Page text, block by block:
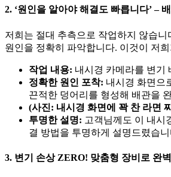
2. ‘원인을 알아야 해결도 빠릅니다’ –
저희는 절대 추측으로 작업하지 않습
원인을 정확히 파악합니다. 이것이 저
작업 내용: 내시경 카메라를 변기
정확한 원인 포착: 내시경 화면으
끈적한 덩어리를 형성해 배관을
(사진: 내시경 화면에 꽉 찬 라면
투명한 설명: 고객님께도 이 내시
결 방법을 투명하게 설명드렸습니
3. 변기 손상 ZERO! 맞춤형 장비로 완